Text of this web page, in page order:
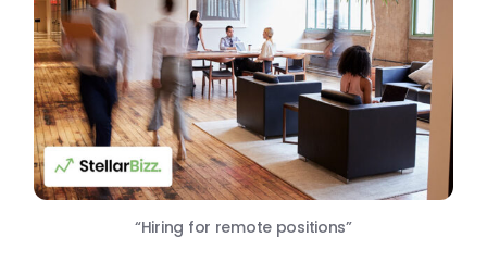
“Hiring for remote positions”